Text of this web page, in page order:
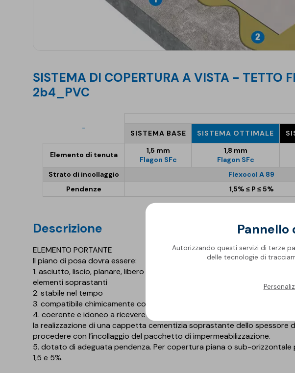
SISTEMA DI COPERTURA A VISTA - TETTO FREDDO
2b4_PVC
-
SISTEMA BASE SISTEMA OTTIMALE
Elemento di tenuta
1,5 mm
Flagon SFc
1,8 mm
Flagon SFc
Strato di incollaggio
Flexocol A 89
Pendenze
1,5% ≤ P ≤ 5%
descrizione
ELEMENTO PORTANTE
Il piano di posa dovra essere:
1. asciutto, liscio, planare, libero da detriti ed asperita che possano
elementi soprastanti
2. stabile nel tempo
3. compatibile chimicamente con i materiali costituenti il pacchetto di
4. coerente e idoneo a ricevere uno strato di incollaggio; nel caso di
la realizzazione di una cappetta cementizia soprastante dello spessore
procedere con l’incollaggio del pacchetto di impermeabilizzazione.
5. dotato di adeguata pendenza. Per copertura piana o sub-orizzontale
1,5 e 5%.
Autorizzando questi servizi di terze
delle tecnologie di